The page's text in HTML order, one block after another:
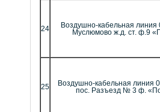
24
Воздушно-кабельная линия
Муслюмово ж.д. ст. ф.9
25
Воздушно-кабельная линия
пос. Разъезд № 3 ф.